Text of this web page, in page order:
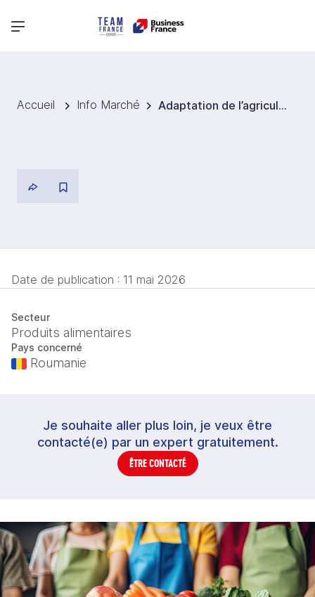
Menu principal
Accueil Info Marché Adaptation de l’agriculture roumaine : recul du maïs et montée des cultures d’automne
Date de publication : 11 mai 2026
Secteur
Produits alimentaires
Pays concerné
Roumanie
Je souhaite aller plus loin, je veux être
contacté(e) par un expert gratuitement.
ÊTRE CONTACTÉ